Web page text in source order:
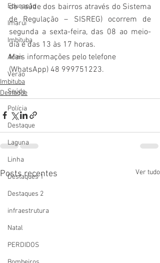
Educação
Imaruí
Imbituba
Acim
Verão
Saúde
Polícia
Destaque
Laguna
Linha
Destaques 1
Destaques 2
infraestrutura
Natal
PERDIDOS
de saúde dos bairros através do Sistema
de Regulação – SISREG) ocorrem de
segunda a sexta-feira, das 08 ao meio-
dia e das 13 às 17 horas.
Mais informações pelo telefone
(WhatsApp) 48 999751223.
Imbituba
Destaque
Posts recentes Ver tudo